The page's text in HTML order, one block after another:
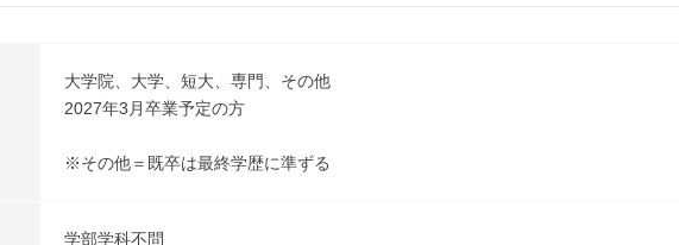
大学院、大学、短大、専門、その他
2027年3月卒業予定の方
※その他＝既卒は最終学歴に準ずる
学部学科不問